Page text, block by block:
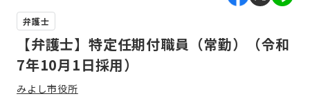
弁護士
【弁護士】特定任期付職員（常勤）（令和
7年10月1日採用）
みよし市役所